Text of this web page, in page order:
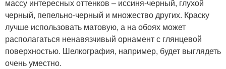
массу интересных оттенков – иссиня-черный, глухой
черный, пепельно-черный и множество других. Краску
лучше использовать матовую, а на обоях может
располагаться ненавязчивый орнамент с глянцевой
поверхностью. Шелкография, например, будет выглядеть
очень уместно.